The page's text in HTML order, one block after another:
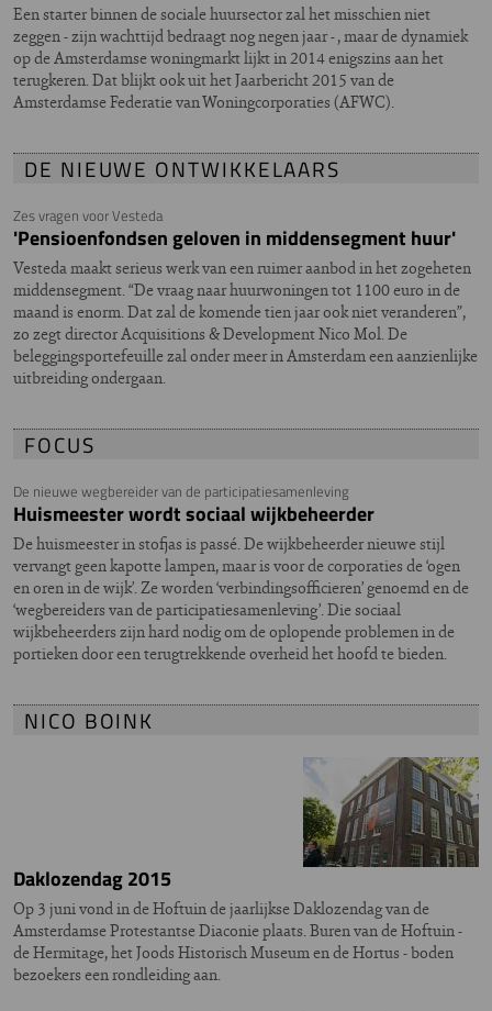
Een starter binnen de sociale huursector zal het misschien niet
zeggen - zijn wachttijd bedraagt nog negen jaar - , maar de dynamiek
op de Amsterdamse woningmarkt lijkt in 2014 enigszins aan het
terugkeren. Dat blijkt ook uit het Jaarbericht 2015 van de
Amsterdamse Federatie van Woningcorporaties (AFWC).
DE NIEUWE ONTWIKKELAARS
Zes vragen voor Vesteda
'Pensioenfondsen geloven in middensegment huur'
Vesteda maakt serieus werk van een ruimer aanbod in het zogeheten
middensegment. “De vraag naar huurwoningen tot 1100 euro in de
maand is enorm. Dat zal de komende tien jaar ook niet veranderen”,
zo zegt director Acquisitions & Development Nico Mol. De
beleggingsportefeuille zal onder meer in Amsterdam een aanzienlijke
uitbreiding ondergaan.
FOCUS
De nieuwe wegbereider van de participatiesamenleving
Huismeester wordt sociaal wijkbeheerder
De huismeester in stofjas is passé. De wijkbeheerder nieuwe stijl
vervangt geen kapotte lampen, maar is voor de corporaties de ‘ogen
en oren in de wijk’. Ze worden ‘verbindingsofficieren’ genoemd en de
‘wegbereiders van de participatiesamenleving’. Die sociaal
wijkbeheerders zijn hard nodig om de oplopende problemen in de
portieken door een terugtrekkende overheid het hoofd te bieden.
NICO BOINK
Daklozendag 2015
Op 3 juni vond in de Hoftuin de jaarlijkse Daklozendag van de
Amsterdamse Protestantse Diaconie plaats. Buren van de Hoftuin -
de Hermitage, het Joods Historisch Museum en de Hortus - boden
bezoekers een rondleiding aan.